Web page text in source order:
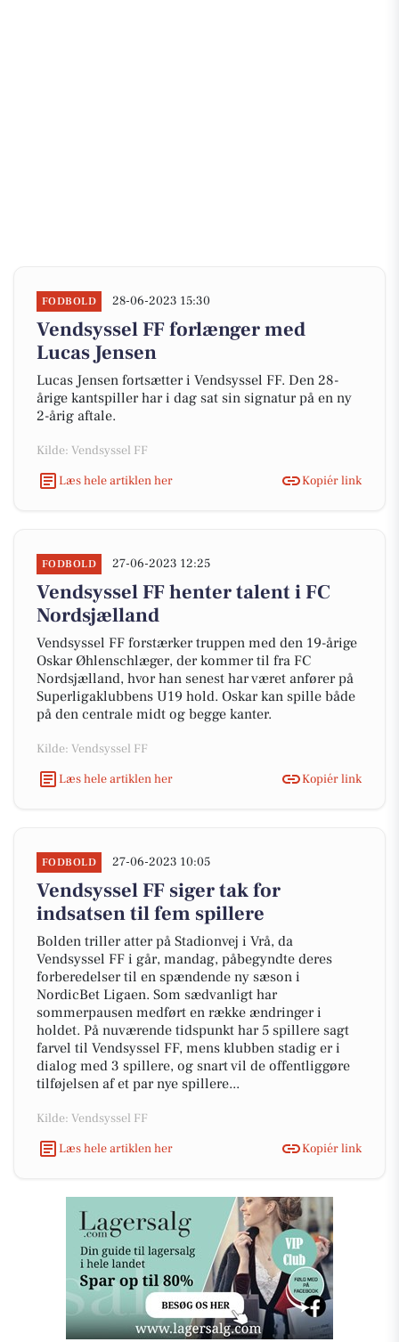
FODBOLD 28-06-2023 15:30
Vendsyssel FF forlænger med
Lucas Jensen
Lucas Jensen fortsætter i Vendsyssel FF. Den 28-
årige kantspiller har i dag sat sin signatur på en ny
2-årig aftale.
Kilde: Vendsyssel FF
Læs hele artiklen her
Kopiér link
FODBOLD 27-06-2023 12:25
Vendsyssel FF henter talent i FC
Nordsjælland
Vendsyssel FF forstærker truppen med den 19-årige
Oskar Øhlenschlæger, der kommer til fra FC
Nordsjælland, hvor han senest har været anfører på
Superligaklubbens U19 hold. Oskar kan spille både
på den centrale midt og begge kanter.
Kilde: Vendsyssel FF
Læs hele artiklen her
Kopiér link
FODBOLD 27-06-2023 10:05
Vendsyssel FF siger tak for
indsatsen til fem spillere
Bolden triller atter på Stadionvej i Vrå, da
Vendsyssel FF i går, mandag, påbegyndte deres
forberedelser til en spændende ny sæson i
NordicBet Ligaen. Som sædvanligt har
sommerpausen medført en række ændringer i
holdet. På nuværende tidspunkt har 5 spillere sagt
farvel til Vendsyssel FF, mens klubben stadig er i
dialog med 3 spillere, og snart vil de offentliggøre
tilføjelsen af et par nye spillere...
Kilde: Vendsyssel FF
Læs hele artiklen her
Kopiér link